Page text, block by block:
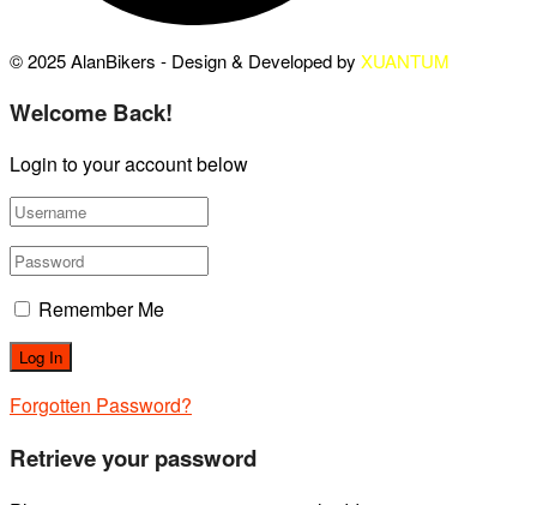
© 2025 AlanBikers - Design & Developed by XUANTUM
Welcome Back!
Login to your account below
Remember Me
Forgotten Password?
Retrieve your password